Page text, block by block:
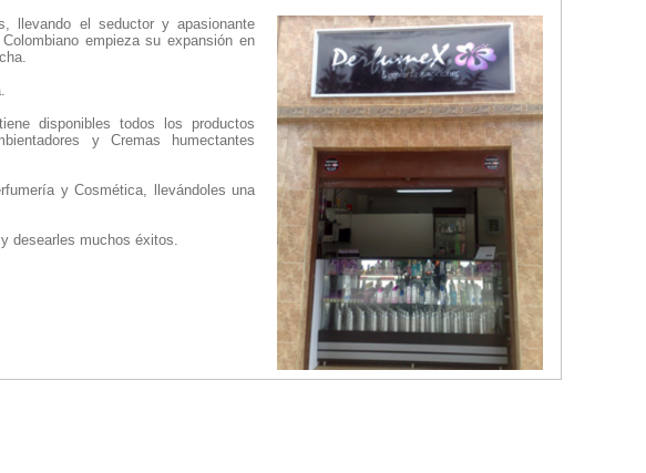
llevando el seductor y apasionante
empieza su expansión en
disponibles todos los productos
y Cremas humectantes
y Cosmética, llevándoles una
desearles muchos éxitos.